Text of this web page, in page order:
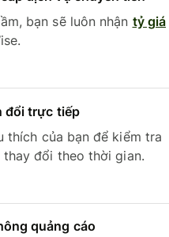
bạn sẽ luôn nhận tỷ giá
đổi trực tiếp
thích của bạn để kiểm tra
đổi theo thời gian.
quảng cáo